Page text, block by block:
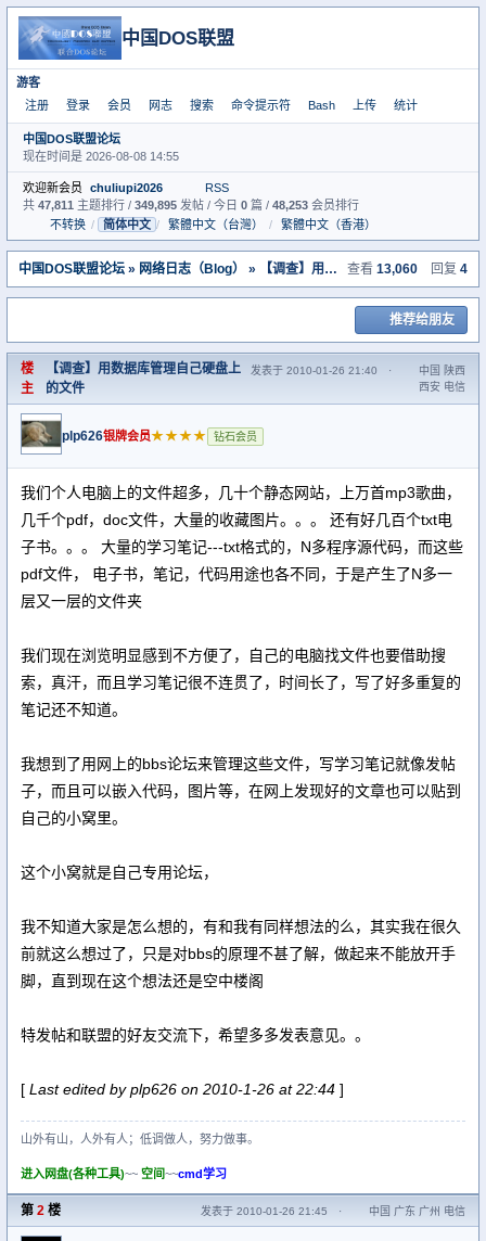
中国DOS联盟
游客
注册
登录 会员 网志 搜索 命令提示符 Bash 上传 统计
中国DOS联盟论坛
现在时间是 2026-08-08 14:55
欢迎新会员 chuliupi2026
RSS
共 47,811 主题排行 / 349,895 发帖 / 今日 0 篇 / 48,253 会员排行
不转换 / 简体中文 / 繁體中文（台灣） / 繁體中文（香港）
中国DOS联盟论坛 » 网络日志（Blog） » 【调查】用数据库管理自己硬盘上的文件 查看 13,060 回复 4
推荐给朋友
楼
主
【调查】用数据库管理自己硬盘上
的文件
发表于 2010-01-26 21:40 ·
中国 陕西
西安 电信
plp626银牌会员★★★★ 钻石会员
我们个人电脑上的文件超多，几十个静态网站，上万首mp3歌曲，
几千个pdf，doc文件，大量的收藏图片。。。 还有好几百个txt电
子书。。。 大量的学习笔记---txt格式的，N多程序源代码，而这些
pdf文件， 电子书，笔记，代码用途也各不同，于是产生了N多一
层又一层的文件夹
我们现在浏览明显感到不方便了，自己的电脑找文件也要借助搜
索，真汗，而且学习笔记很不连贯了，时间长了，写了好多重复的
笔记还不知道。
我想到了用网上的bbs论坛来管理这些文件，写学习笔记就像发帖
子，而且可以嵌入代码，图片等，在网上发现好的文章也可以贴到
自己的小窝里。
这个小窝就是自己专用论坛，
我不知道大家是怎么想的，有和我有同样想法的么，其实我在很久
前就这么想过了，只是对bbs的原理不甚了解，做起来不能放开手
脚，直到现在这个想法还是空中楼阁
特发帖和联盟的好友交流下，希望多多发表意见。。
[ Last edited by plp626 on 2010-1-26 at 22:44 ]
山外有山，人外有人；低调做人，努力做事。
进入网盘(各种工具)~~ 空间~~cmd学习
第 2 楼 发表于 2010-01-26 21:45 · 中国 广东 广州 电信